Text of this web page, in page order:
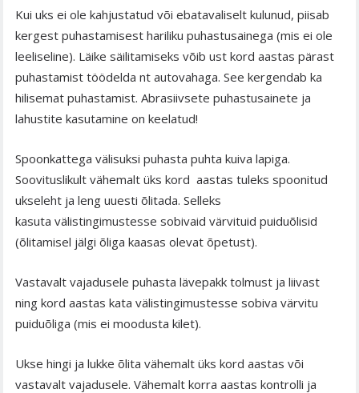
Kui uks ei ole kahjustatud või ebatavaliselt kulunud, piisab
kergest puhastamisest hariliku puhastusainega (mis ei ole
leeliseline). Läike säilitamiseks võib ust kord aastas pärast
puhastamist töödelda nt autovahaga. See kergendab ka
hilisemat puhastamist. Abrasiivsete puhastusainete ja
lahustite kasutamine on keelatud!
Spoonkattega välisuksi puhasta puhta kuiva lapiga.
Soovituslikult vähemalt üks kord aastas tuleks spoonitud
ukseleht ja leng uuesti õlitada. Selleks
kasuta välistingimustesse sobivaid värvituid puiduõlisid
(õlitamisel jälgi õliga kaasas olevat õpetust).
Vastavalt vajadusele puhasta lävepakk tolmust ja liivast
ning kord aastas kata välistingimustesse sobiva värvitu
puiduõliga (mis ei moodusta kilet).
Ukse hingi ja lukke õlita vähemalt üks kord aastas või
vastavalt vajadusele. Vähemalt korra aastas kontrolli ja